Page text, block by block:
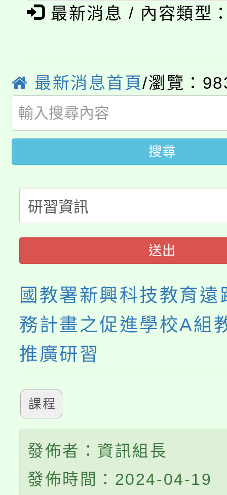
程
「本色祭」8/29、30在
局官網。
8月14至27日，桃園電
開!
115年桃園市運動會8/
田徑場及游泳池舉行。
桃園市低收入戶享有免
視費優惠，中低收入戶
半價優惠，詳情可洽有
者。
大園自造教育及科技中
份教師增能研習
大溪自造教育及科技中
份教師研習
淨零綠生活教案入校路
會
115年食農教育專業人
程
最新消息 / 內容類型
最新消息首頁/瀏覽：
搜尋
送出
國教署新興科技教育遠
務計畫之促進學校A組
推廣研習
課程
發佈者：資訊組長
發佈時間：2024-04-19